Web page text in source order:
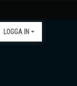
LOGGA IN